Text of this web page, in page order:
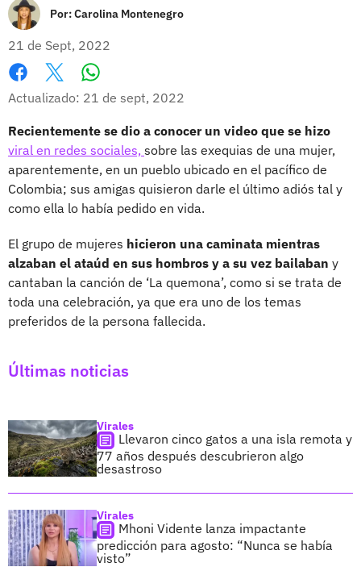
Por:Carolina Montenegro
21 de Sept, 2022
Facebook
X
Actualizado: 21 de sept, 2022
Recientemente se dio a conocer un video que se hizo
viral en redes sociales, sobre las exequias de una mujer,
aparentemente, en un pueblo ubicado en el pacífico de
Colombia; sus amigas quisieron darle el último adiós tal y
como ella lo había pedido en vida.
El grupo de mujeres hicieron una caminata mientras
alzaban el ataúd en sus hombros y a su vez bailaban y
cantaban la canción de ‘La quemona’, como si se trata de
toda una celebración, ya que era uno de los temas
preferidos de la persona fallecida.
Últimas noticias
Virales
Llevaron cinco gatos a una isla remota y
77 años después descubrieron algo
desastroso
Virales
Mhoni Vidente lanza impactante
predicción para agosto: “Nunca se había
visto”